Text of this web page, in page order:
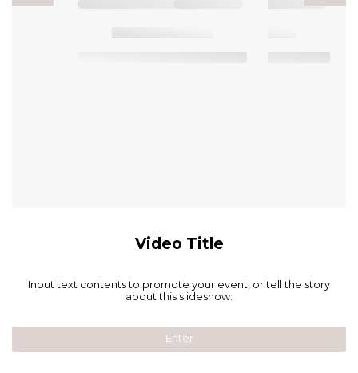
Video Title
Input text contents to promote your event, or tell the story
about this slideshow.
Enter